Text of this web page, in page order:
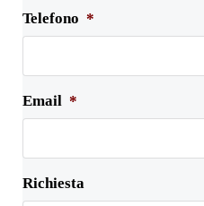
Telefono *
Email *
Richiesta